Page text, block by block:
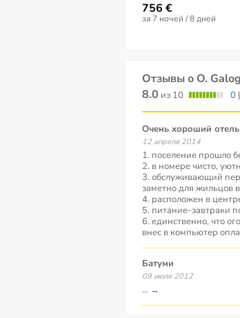
756 €
за 7 ночей / 8 дней
Отзывы о O.
8.0 из 10 0 |
очень хороший отель
12 апреля 2014
1. поселение прошло
2. в номере чисто,
3. обслуживающий
заметно для жильцов
4. расположен в
5. питание-завтраки
6. единственно, что
внес в компьютер
Батуми
09 июля 2012
... →